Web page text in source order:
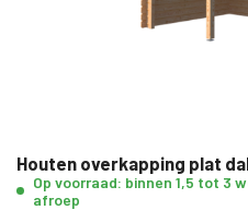
Houten overkapping plat
Op voorraad: binnen 1,5 tot 3
afroep